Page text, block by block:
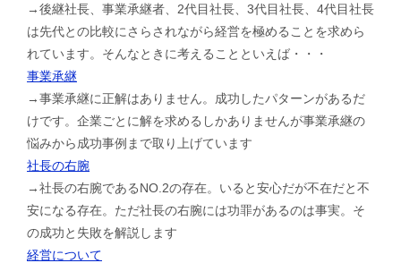
→後継社長、事業承継者、2代目社長、3代目社長、4代目社長
は先代との比較にさらされながら経営を極めることを求めら
れています。そんなときに考えることといえば・・・
事業承継
→事業承継に正解はありません。成功したパターンがあるだ
けです。企業ごとに解を求めるしかありませんが事業承継の
悩みから成功事例まで取り上げています
社長の右腕
→社長の右腕であるNO.2の存在。いると安心だが不在だと不
安になる存在。ただ社長の右腕には功罪があるのは事実。そ
の成功と失敗を解説します
経営について